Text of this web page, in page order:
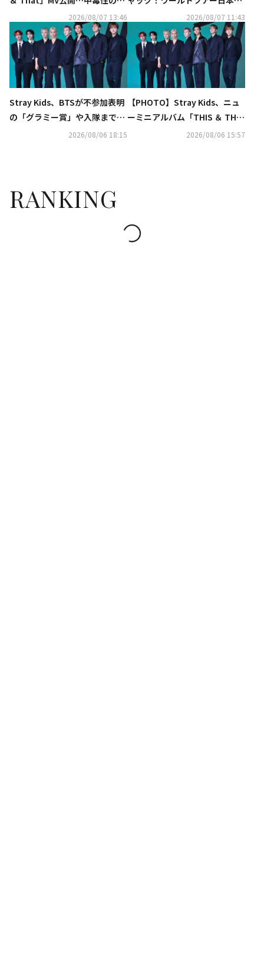
いメロディとパフォーマンスに
注目
2026/08/07 13:46
演を記念して特別コラボ第4弾
がスタート
2026/08/07 11:43
Stray Kids、BTSが不参加表明
の「グラミー賞」や入隊まで…
素直な考えを明らかに2026/08/06 18:15
【PHOTO】Stray Kids、ニュ
ーミニアルバム「THIS ＆ THA
T」発売記念の記者懇談会を開
2026/08/06 15:57
RANKING